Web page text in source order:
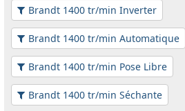
Brandt 1400 tr/min Inverter
Brandt 1400 tr/min Automatique
Brandt 1400 tr/min Pose Libre
Brandt 1400 tr/min Séchante